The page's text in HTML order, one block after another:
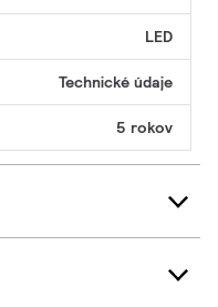
LED
Technické údaje
5 rokov